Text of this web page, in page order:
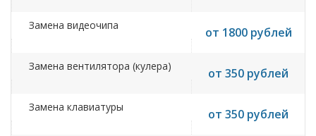
Замена видеочипа от 1800 рублей
Замена вентилятора (кулера) от 350 рублей
Замена клавиатуры от 350 рублей